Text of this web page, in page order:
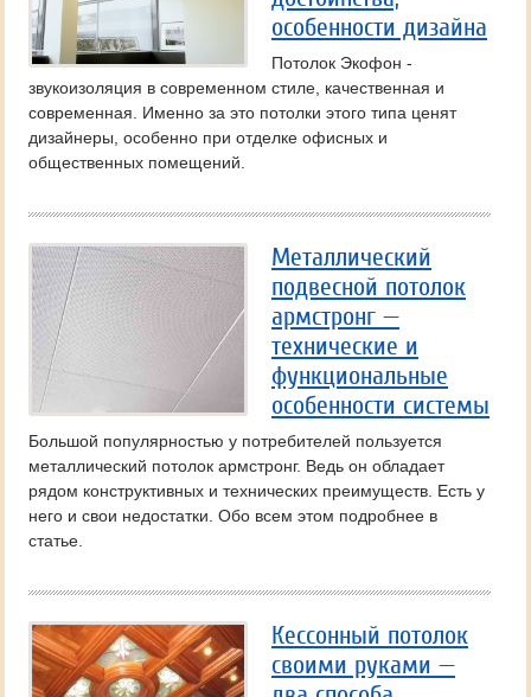
особенности дизайна
Потолок Экофон -
звукоизоляция в современном стиле, качественная и
современная. Именно за это потолки этого типа ценят
дизайнеры, особенно при отделке офисных и
общественных помещений.
Металлический
подвесной потолок
армстронг —
технические и
функциональные
особенности системы
Большой популярностью у потребителей пользуется
металлический потолок армстронг. Ведь он обладает
рядом конструктивных и технических преимуществ. Есть у
него и свои недостатки. Обо всем этом подробнее в
статье.
Кессонный потолок
своими руками —